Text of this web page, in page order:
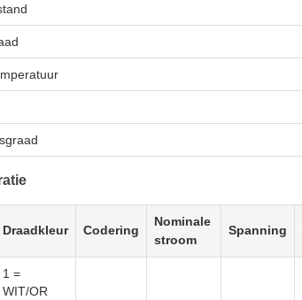
Draadkleur Codering
Nominale
stroom
Spanning
1 =
WIT/OR